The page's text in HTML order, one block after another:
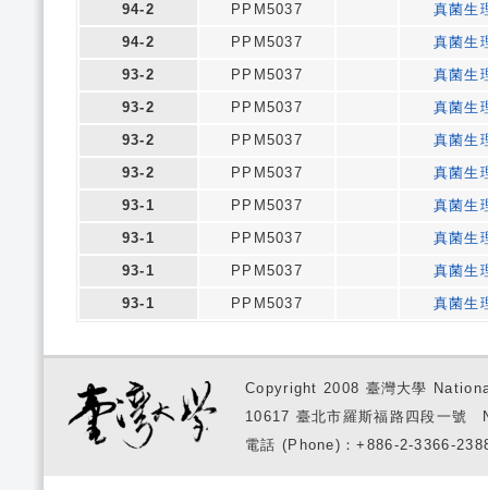
94-2
PPM5037
真菌生
94-2
PPM5037
真菌生
93-2
PPM5037
真菌生
93-2
PPM5037
真菌生
93-2
PPM5037
真菌生
93-2
PPM5037
真菌生
93-1
PPM5037
真菌生
93-1
PPM5037
真菌生
93-1
PPM5037
真菌生
93-1
PPM5037 真菌生
Copyright 2008 臺灣大學
10617 臺北市羅斯福路四段一
電話 (Phone)：+886-2-3366-